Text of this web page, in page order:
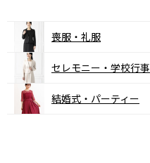
喪服・礼服
セレモニー・学校行事
結婚式・パーティー